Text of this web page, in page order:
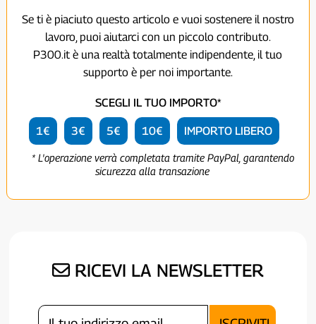
Se ti è piaciuto questo articolo e vuoi sostenere il nostro
lavoro, puoi aiutarci con un piccolo contributo.
P300.it è una realtà totalmente indipendente, il tuo
supporto è per noi importante.
SCEGLI IL TUO IMPORTO*
1€ 3€ 5€ 10€ IMPORTO LIBERO
* L'operazione verrà completata tramite PayPal, garantendo
sicurezza alla transazione
RICEVI LA NEWSLETTER